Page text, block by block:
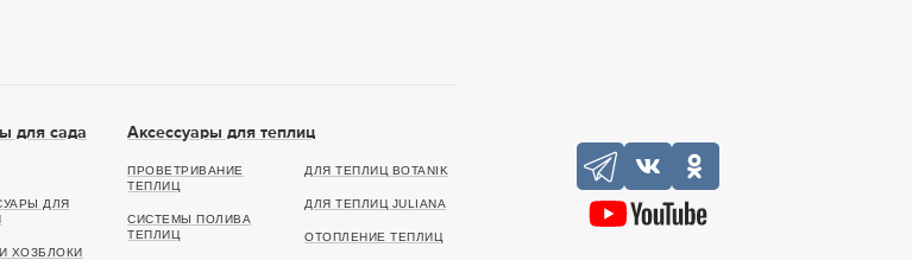
для сада
ДЛЯ
ХОЗБЛОКИ
Аксессуары для теплиц
ПРОВЕТРИВАНИЕ
ТЕПЛИЦ
СИСТЕМЫ ПОЛИВА
ТЕПЛИЦ
ДЛЯ ТЕПЛИЦ BOTANIK
ДЛЯ ТЕПЛИЦ JULIANA
ОТОПЛЕНИЕ ТЕПЛИЦ